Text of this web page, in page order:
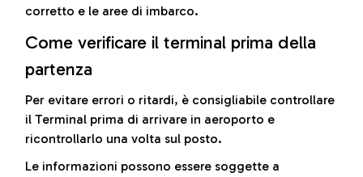
corretto e le aree di imbarco.
Come verificare il terminal prima della
partenza
Per evitare errori o ritardi, è consigliabile controllare
il Terminal prima di arrivare in aeroporto e
ricontrollarlo una volta sul posto.
Le informazioni possono essere soggette a